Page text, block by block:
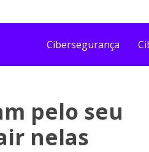
Cibersegurança
pelo seu
nelas